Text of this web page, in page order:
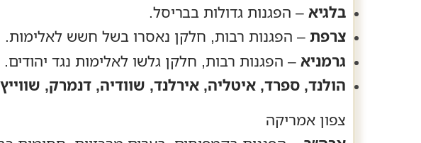
בלגיא – הפגנות גדולות בבריסל.
צרפת – הפגנות רבות, חלקן נאסרו בשל חשש לאלימות.
גרמניא – הפגנות רבות, חלקן גלשו לאלימות נגד יהודים.
הולנד, ספרד, איטליה, אירלנד, שוודיה, דנמרק, שווייץ
צפון אמריקה